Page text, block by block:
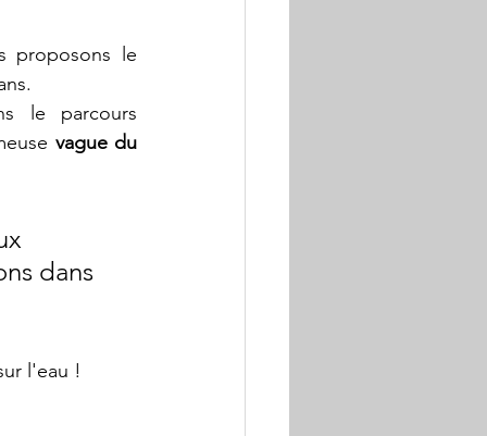
le parcours
vague du
dans
l'eau !